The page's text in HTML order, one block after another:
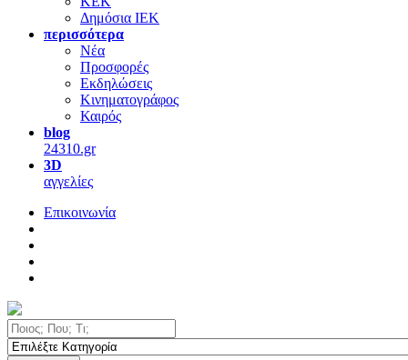
Δημόσια ΙΕΚ
περισσότερα
Νέα
Προσφορές
Εκδηλώσεις
Κινηματογράφος
Καιρός
blog
24310.gr
3D
αγγελίες
Επικοινωνία